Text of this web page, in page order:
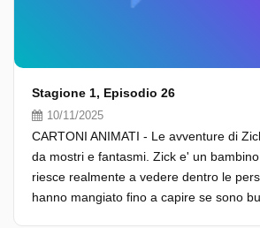
Stagione 1, Episodio 26
10/11/2025
CARTONI ANIMATI - Le avventure di
da mostri e fantasmi. Zick e' un
riesce realmente a vedere dentro le
hanno mangiato fino a capire se sono